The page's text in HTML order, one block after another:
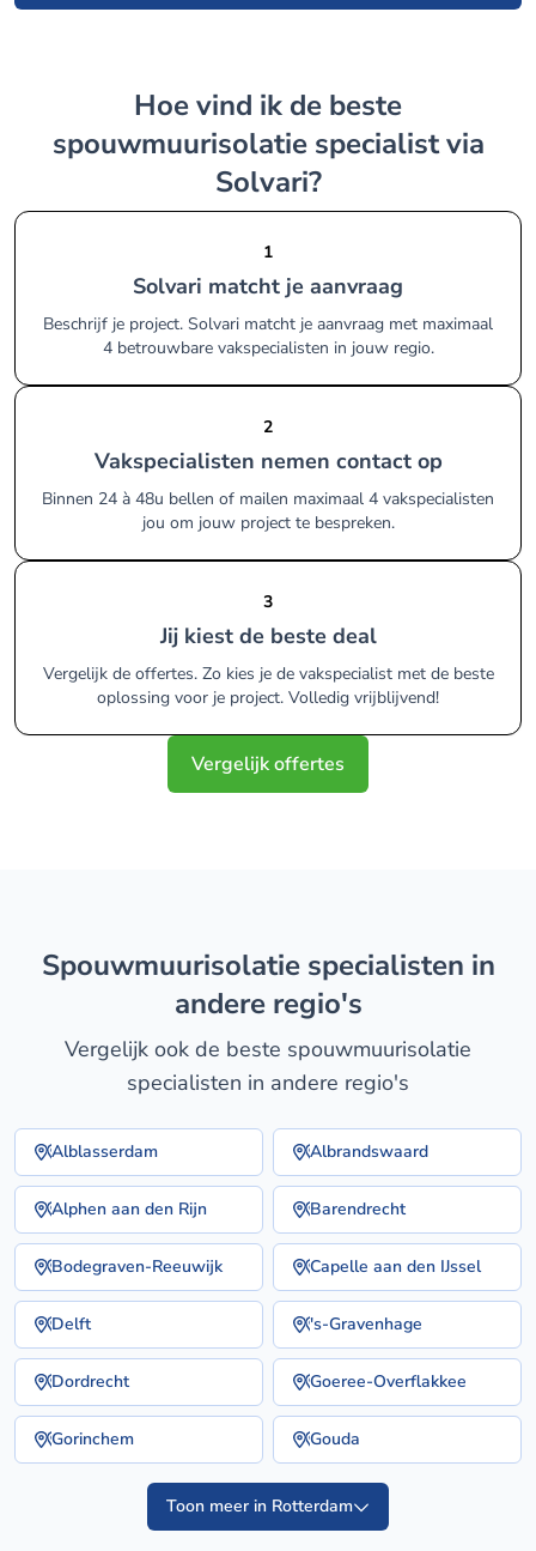
Hoe vind ik de beste
spouwmuurisolatie specialist via
Solvari?
1
Solvari matcht je aanvraag
Beschrijf je project. Solvari matcht je aanvraag met maximaal
4 betrouwbare vakspecialisten in jouw regio.
2
Vakspecialisten nemen contact op
Binnen 24 à 48u bellen of mailen maximaal 4 vakspecialisten
jou om jouw project te bespreken.
3
Jij kiest de beste deal
Vergelijk de offertes. Zo kies je de vakspecialist met de beste
oplossing voor je project. Volledig vrijblijvend!
Vergelijk offertes
spouwmuurisolatie specialisten in
andere regio's
Vergelijk ook de beste spouwmuurisolatie
specialisten in andere regio's
Alblasserdam Albrandswaard
Alphen aan den Rijn Barendrecht
Bodegraven-Reeuwijk Capelle aan den IJssel
Delft 's-Gravenhage
Dordrecht Goeree-Overflakkee
Gorinchem Gouda
Toon meer in Rotterdam